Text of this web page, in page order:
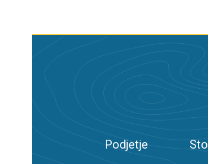
Podjetje